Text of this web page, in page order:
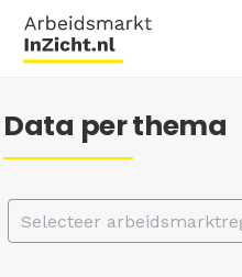
Data per thema
Selecteer